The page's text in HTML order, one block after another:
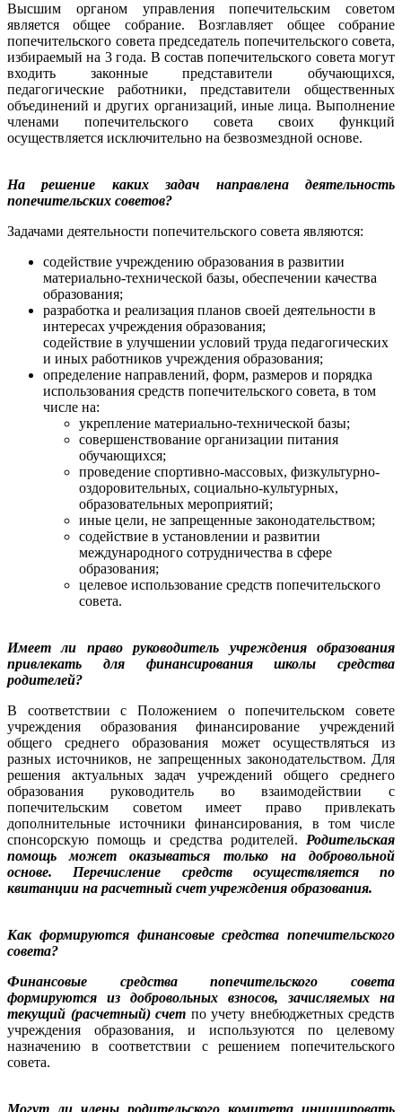
Высшим органом управления попечительским советом
является общее собрание. Возглавляет общее собрание
попечительского совета председатель попечительского совета,
избираемый на 3 года. В состав попечительского совета могут
входить законные представители обучающихся,
педагогические работники, представители общественных
объединений и других организаций, иные лица. Выполнение
членами попечительского совета своих функций
осуществляется исключительно на безвозмездной основе.
На решение каких задач направлена деятельность
попечительских советов?
Задачами деятельности попечительского совета являются:
содействие учреждению образования в развитии
материально-технической базы, обеспечении качества
образования;
разработка и реализация планов своей деятельности в
интересах учреждения образования;
содействие в улучшении условий труда педагогических
и иных работников учреждения образования;
определение направлений, форм, размеров и порядка
использования средств попечительского совета, в том
числе на:
укрепление материально-технической базы;
совершенствование организации питания
обучающихся;
проведение спортивно-массовых, физкультурно-
оздоровительных, социально-культурных,
образовательных мероприятий;
иные цели, не запрещенные законодательством;
содействие в установлении и развитии
международного сотрудничества в сфере
образования;
целевое использование средств попечительского
совета.
Имеет ли право руководитель учреждения образования
привлекать для финансирования школы средства
родителей?
В соответствии с Положением о попечительском совете
учреждения образования финансирование учреждений
общего среднего образования может осуществляться из
разных источников, не запрещенных законодательством. Для
решения актуальных задач учреждений общего среднего
образования руководитель во взаимодействии с
попечительским советом имеет право привлекать
дополнительные источники финансирования, в том числе
спонсорскую помощь и средства родителей. Родительская
помощь может оказываться только на добровольной
основе. Перечисление средств осуществляется по
квитанции на расчетный счет учреждения образования.
Как формируются финансовые средства попечительского
совета?
Финансовые средства попечительского совета
формируются из добровольных взносов, зачисляемых на
текущий (расчетный) счет по учету внебюджетных средств
учреждения образования, и используются по целевому
назначению в соответствии с решением попечительского
совета.